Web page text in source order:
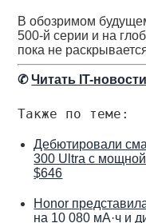
В обозримом
500-й серии и на
пока не
✆Читать IT-
Также по теме:
Дебютировали
300 Ultra с
$646
Honor
на 10 080 мА·ч и